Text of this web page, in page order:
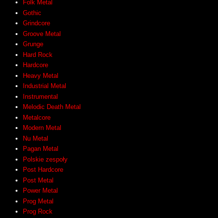
Folk Metal
Gothic
Grindcore
Groove Metal
Grunge
Hard Rock
Hardcore
Heavy Metal
Industrial Metal
Instrumental
Melodic Death Metal
Metalcore
Modern Metal
Nu Metal
Pagan Metal
Polskie zespoły
Post Hardcore
Post Metal
Power Metal
Prog Metal
Prog Rock